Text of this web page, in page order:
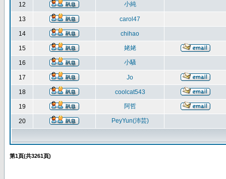
12 小純
13 carol47
14 chihao
15 姥姥
16 小騷
17 Jo
18 coolcat543
19 阿哲
20 PeyYun(沛芸)
第1頁(共3261頁)